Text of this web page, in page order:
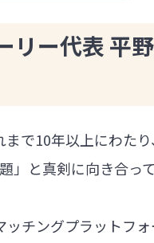
リー代表 平
で10年以上にわたり
と真剣に向き合って
チングプラットフォ